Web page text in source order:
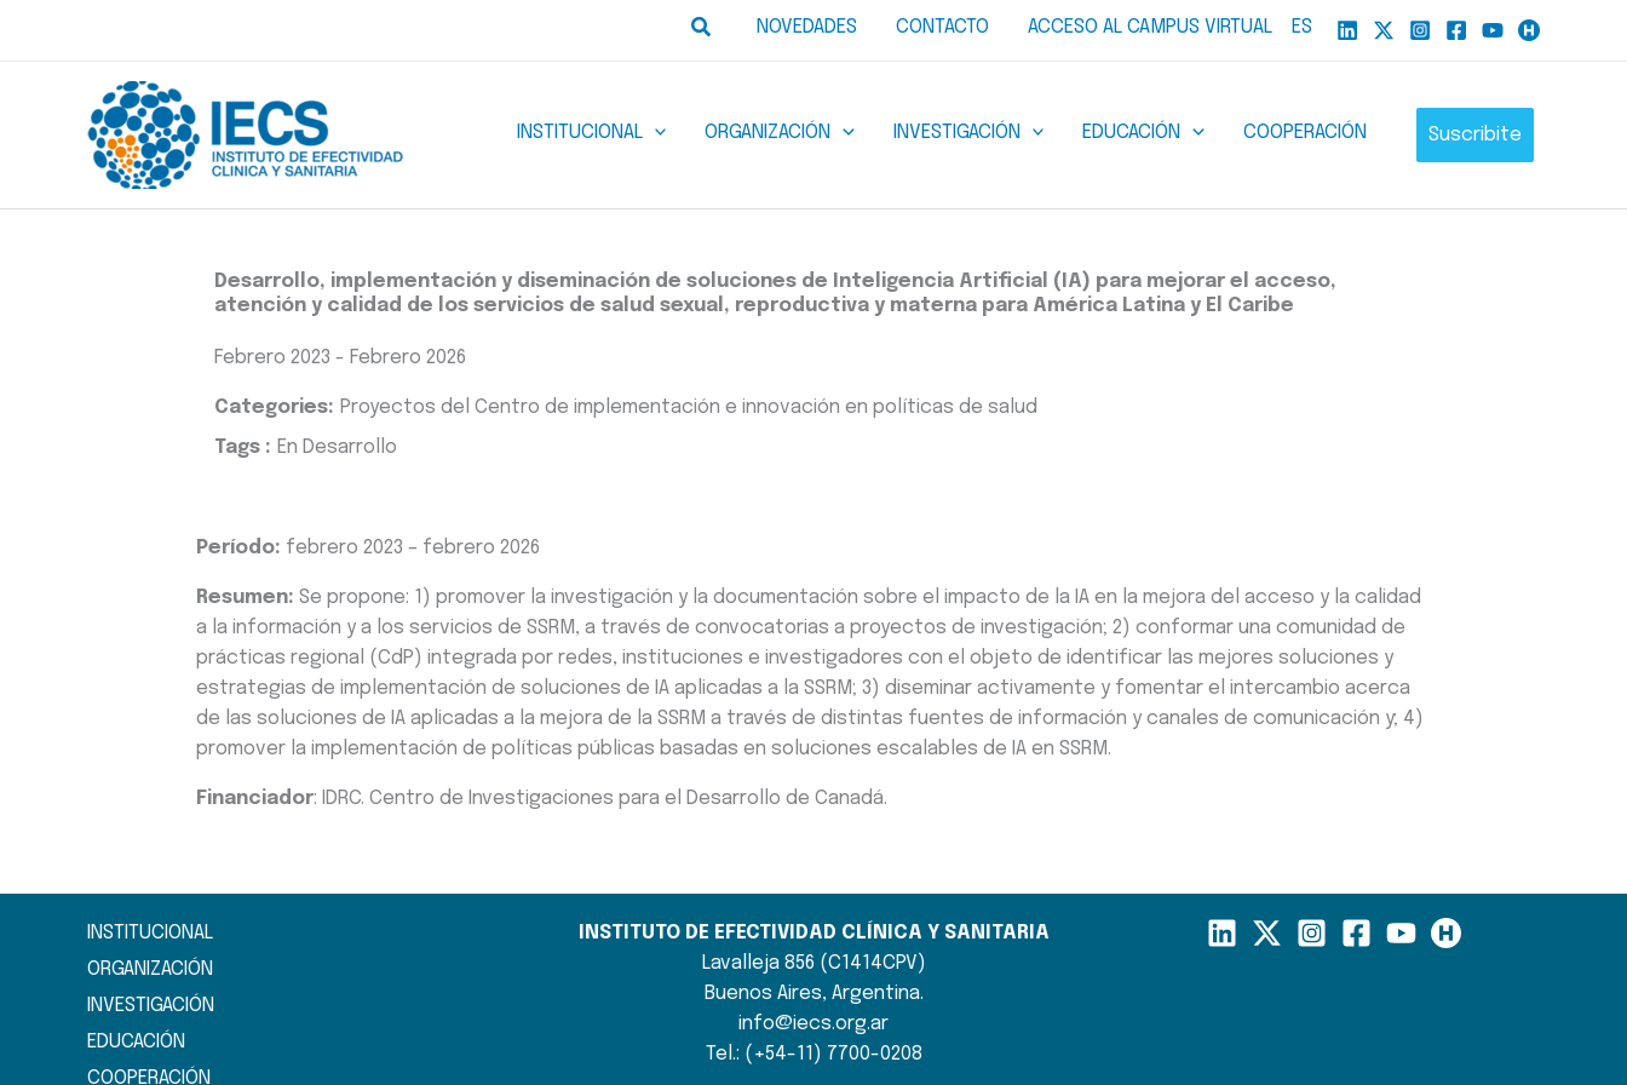
BuscarNOVEDADES CONTACTO ACCESO AL CAMPUS VIRTUAL ES
INSTITUCIONAL ORGANIZACIÓN INVESTIGACIÓN EDUCACIÓN COOPERACIÓN Suscribite
Desarrollo, implementación y diseminación de soluciones de Inteligencia Artificial (IA) para mejorar el acceso,
atención y calidad de los servicios de salud sexual, reproductiva y materna para América Latina y El Caribe
Febrero 2023 - Febrero 2026
Categories: Proyectos del Centro de implementación e innovación en políticas de salud
Tags : En Desarrollo
Período: febrero 2023 – febrero 2026
Resumen: Se propone: 1) promover la investigación y la documentación sobre el impacto de la IA en la mejora del acceso y la calidad
a la información y a los servicios de SSRM, a través de convocatorias a proyectos de investigación; 2) conformar una comunidad de
prácticas regional (CdP) integrada por redes, instituciones e investigadores con el objeto de identificar las mejores soluciones y
estrategias de implementación de soluciones de IA aplicadas a la SSRM; 3) diseminar activamente y fomentar el intercambio acerca
de las soluciones de IA aplicadas a la mejora de la SSRM a través de distintas fuentes de información y canales de comunicación y; 4)
promover la implementación de políticas públicas basadas en soluciones escalables de IA en SSRM.
Financiador: IDRC. Centro de Investigaciones para el Desarrollo de Canadá.
INSTITUCIONAL
ORGANIZACIÓN
INVESTIGACIÓN
EDUCACIÓN
COOPERACIÓN
INSTITUTO DE EFECTIVIDAD CLÍNICA Y SANITARIA
Lavalleja 856 (C1414CPV)
Buenos Aires, Argentina.
info@iecs.org.ar
Tel.: (+54-11) 7700-0208